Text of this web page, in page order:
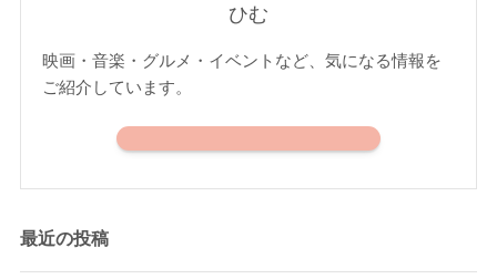
ひむ
映画・音楽・グルメ・イベントなど、気になる情報を
ご紹介しています。
最近の投稿